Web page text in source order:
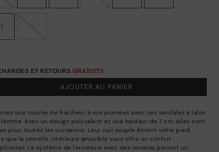
ET RETOURSGRATUITS
AJOUTER AU PANIER
une touche de fraîcheur à vos journées avec ces sandales à talon
Avec un design polyvalent et une hauteur de 7 cm, elles sont
pour toutes les occasions. Leur cuir souple étreint votre pied,
que la semelle intérieure amovible vous offre un confort
Le système de fermeture avec des lanières permet un